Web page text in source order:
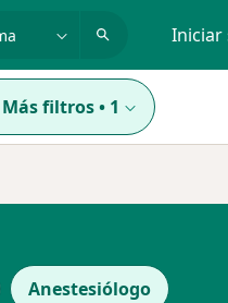
Iniciar
Más filtros• 1
Anestesiólogo